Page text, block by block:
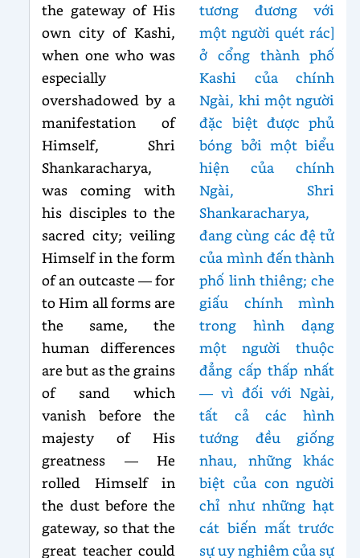
the gateway of His
own city of Kashi,
when one who was
especially
overshadowed by a
manifestation of
Himself, Shri
Shankaracharya,
was coming with
his disciples to the
sacred city; veiling
Himself in the form
of an outcaste — for
to Him all forms are
the same, the
human differences
are but as the grains
of sand which
vanish before the
majesty of His
greatness — He
rolled Himself in
the dust before the
gateway, so that the
great teacher could
tương đương với
một người quét rác]
ở cổng thành phố
Kashi của chính
Ngài, khi một người
đặc biệt được phủ
bóng bởi một biểu
hiện của chính
Ngài, Shri
Shankaracharya,
đang cùng các đệ tử
của mình đến thành
phố linh thiêng; che
giấu chính mình
trong hình dạng
một người thuộc
đẳng cấp thấp nhất
— vì đối với Ngài,
tất cả các hình
tướng đều giống
nhau, những khác
biệt của con người
chỉ như những hạt
cát biến mất trước
sự uy nghiêm của sự